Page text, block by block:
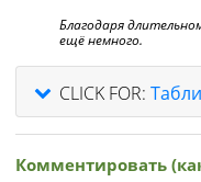
Благодаря
ещё немного.
CLICK FOR:
Комментировать